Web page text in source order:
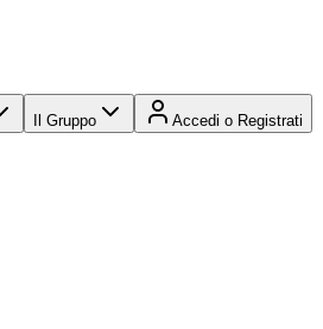
Il Gruppo Accedi o Registrati